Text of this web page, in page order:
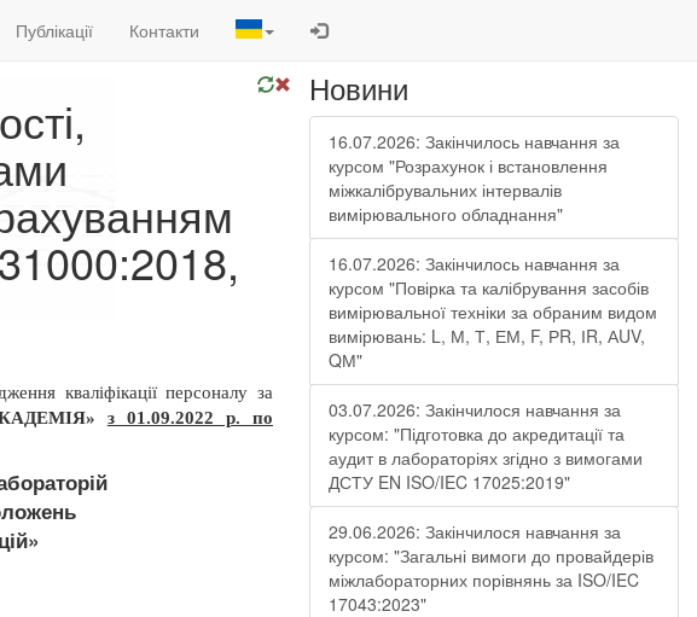
Публікації Контакти
кваліфікації персоналу за
з 01.09.2022 р. по
Новини
16.07.2026: Закінчилось навчання за
курсом "Розрахунок і встановлення
міжкалібрувальних інтервалів
вимірювального обладнання"
16.07.2026: Закінчилось навчання за
курсом "Повірка та калібрування засобів
вимірювальної техніки за обраним видом
вимірювань: L, М, Т, ЕМ, F, РR, ІR, АUV,
QМ"
03.07.2026: Закінчилося навчання за
курсом: "Підготовка до акредитації та
аудит в лабораторіях згідно з вимогами
ДСТУ EN ISO/IEC 17025:2019"
29.06.2026: Закінчилося навчання за
курсом: "Загальні вимоги до провайдерів
міжлабораторних порівнянь за ISO/IEC
17043:2023"